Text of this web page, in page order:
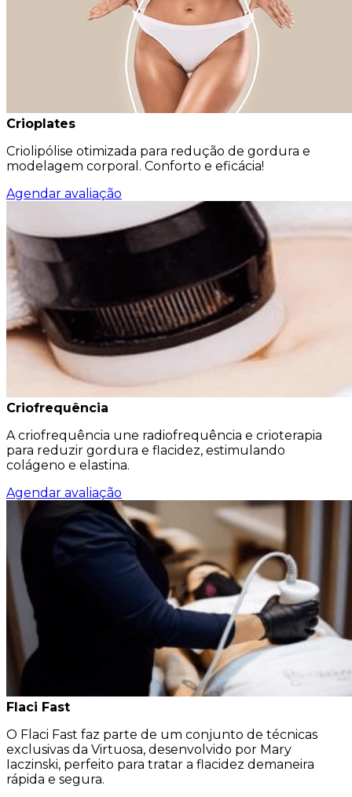
Crioplates
Criolipólise otimizada para redução de gordura e
modelagem corporal. Conforto e eficácia!
Agendar avaliação
Criofrequência
A criofrequência une radiofrequência e crioterapia
para reduzir gordura e flacidez, estimulando
colágeno e elastina.
Agendar avaliação
Flaci Fast
O Flaci Fast faz parte de um conjunto de técnicas
exclusivas da Virtuosa, desenvolvido por Mary
Iaczinski, perfeito para tratar a flacidez demaneira
rápida e segura.